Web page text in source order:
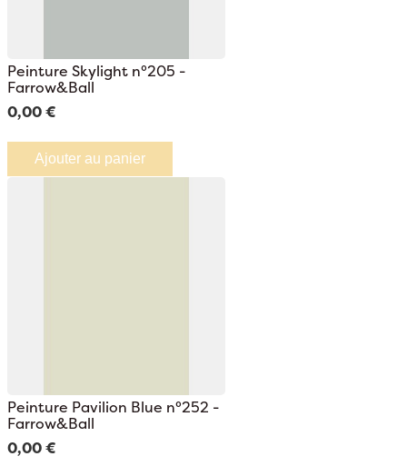
Peinture Skylight n°205 -
Farrow&Ball
0,00 €
Ajouter au panier
Peinture Pavilion Blue n°252 -
Farrow&Ball
0,00 €